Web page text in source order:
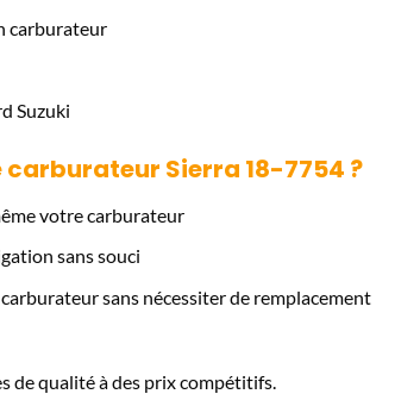
carburateur
Suzuki
Sierra 18-7754 ?
votre carburateur
sans souci
sans nécessiter de remplacement
de qualité à des prix compétitifs.